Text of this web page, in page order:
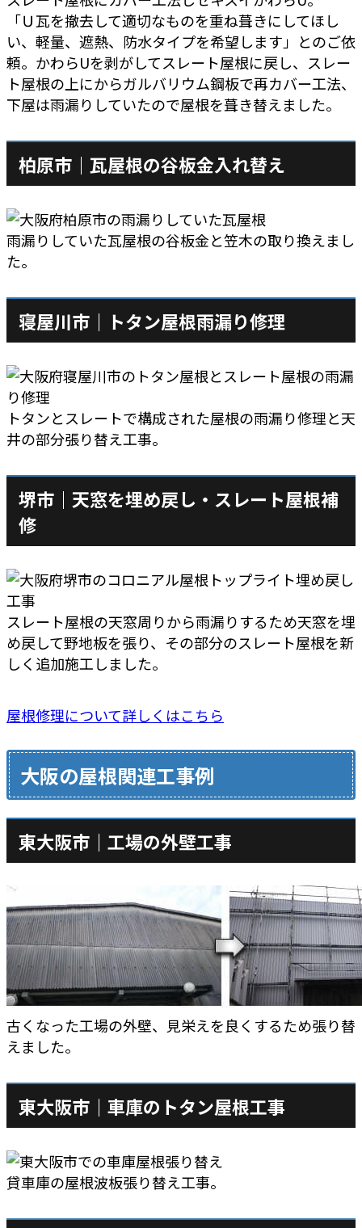
「Ｕ瓦を撤去して適切なものを重ね葺きにしてほし
い、軽量、遮熱、防水タイプを希望します」とのご依
頼。かわらUを剥がしてスレート屋根に戻し、スレー
ト屋根の上にからガルバリウム鋼板で再カバー工法、
下屋は雨漏りしていたので屋根を葺き替えました。
柏原市｜瓦屋根の谷板金入れ替え
雨漏りしていた瓦屋根の谷板金と笠木の取り換えまし
た。
寝屋川市｜トタン屋根雨漏り修理
トタンとスレートで構成された屋根の雨漏り修理と天
井の部分張り替え工事。
堺市｜天窓を埋め戻し・スレート屋根補
修
スレート屋根の天窓周りから雨漏りするため天窓を埋
め戻して野地板を張り、その部分のスレート屋根を新
しく追加施工しました。
屋根修理について詳しくはこちら
大阪の屋根関連工事例
東大阪市｜工場の外壁工事
古くなった工場の外壁、見栄えを良くするため張り替
えました。
東大阪市｜車庫のトタン屋根工事
貸車庫の屋根波板張り替え工事。